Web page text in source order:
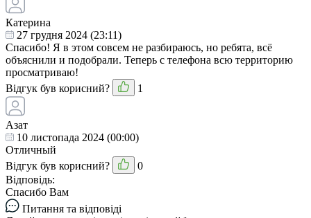
Катерина
27 грудня 2024 (23:11)
Спасибо! Я в этом совсем не разбираюсь, но ребята, всё
объяснили и подобрали. Теперь с телефона всю территорию
просматриваю!
Відгук був корисний?
1
Азат
10 листопада 2024 (00:00)
Отличный
Відгук був корисний?
0
Відповідь:
Спасибо Вам
Питання та відповіді